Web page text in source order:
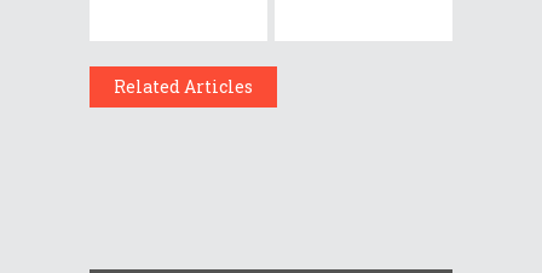
Related Articles